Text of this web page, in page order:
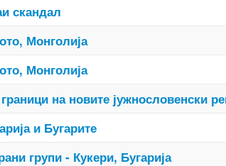
скандал
Монголија
Монголија
на новите јужнословенски
и Бугарите
групи - Кукери, Бугарија